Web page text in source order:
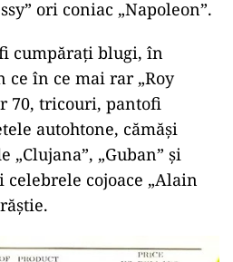
ori coniac „Napoleon”.
cumpăraţi blugi, în
ce în ce mai rar „Roy
70, tricouri, pantofi
autohtone, cămăşi
„Clujana”, „Guban” şi
celebrele cojoace „Alain